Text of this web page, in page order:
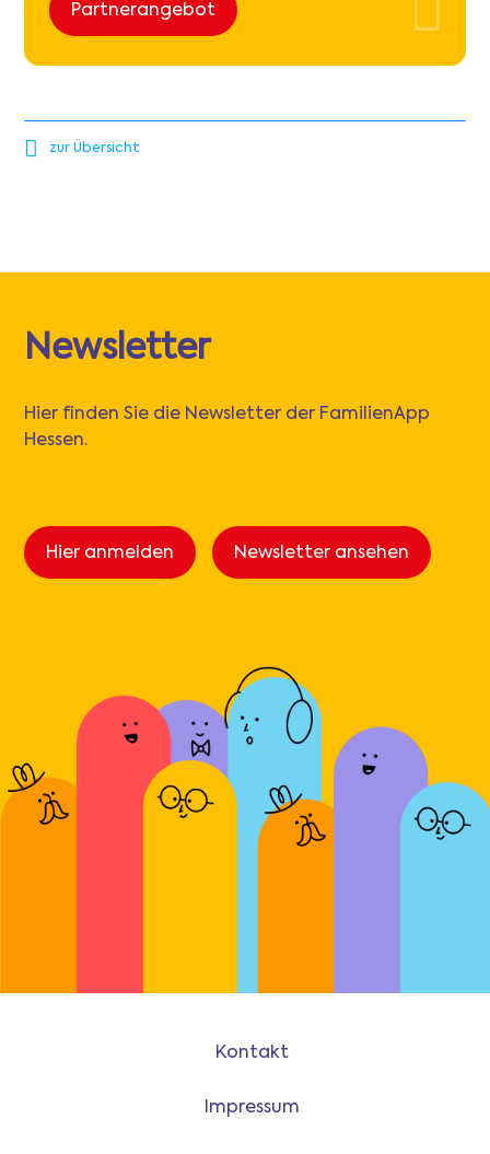
Partnerangebot
zur Übersicht
Newsletter
Hier finden Sie die Newsletter der FamilienApp
Hessen.
Hier anmelden Newsletter ansehen
Kontakt
Impressum